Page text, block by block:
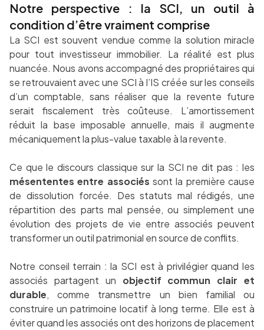
Notre perspective : la SCI, un outil à
condition d’être vraiment comprise
La SCI est souvent vendue comme la solution miracle
pour tout investisseur immobilier. La réalité est plus
nuancée. Nous avons accompagné des propriétaires qui
se retrouvaient avec une SCI à l’IS créée sur les conseils
d’un comptable, sans réaliser que la revente future
serait fiscalement très coûteuse. L’amortissement
réduit la base imposable annuelle, mais il augmente
mécaniquement la plus-value taxable à la revente.
Ce que le discours classique sur la SCI ne dit pas : les
mésententes entre associés sont la première cause
de dissolution forcée. Des statuts mal rédigés, une
répartition des parts mal pensée, ou simplement une
évolution des projets de vie entre associés peuvent
transformer un outil patrimonial en source de conflits.
Notre conseil terrain : la SCI est à privilégier quand les
associés partagent un objectif commun clair et
durable, comme transmettre un bien familial ou
construire un patrimoine locatif à long terme. Elle est à
éviter quand les associés ont des horizons de placement